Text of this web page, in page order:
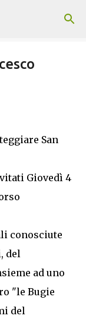
San
Giovedì 4
conosciute
del
ad uno
"le Bugie
del